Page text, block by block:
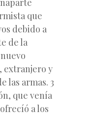
que
debido a
de la
extranjero y
las armas. 3
que venía
a los